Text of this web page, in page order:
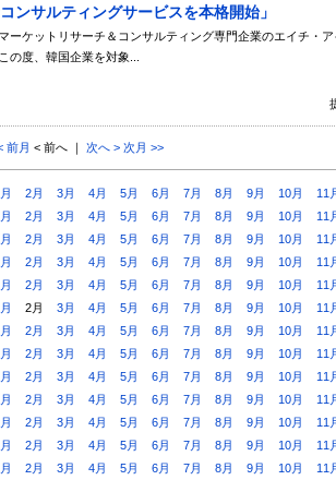
ンサルティングサービスを本格開始」
ーケットリサーチ＆コンサルティング専門企業のエイチ・
の度、韓国企業を対象...
前月 < 前へ ｜ 次へ > 次月 >>
2月 3月 4月 5月 6月 7月 8月 9月 10月 11
2月 3月 4月 5月 6月 7月 8月 9月 10月 11
2月 3月 4月 5月 6月 7月 8月 9月 10月 11
2月 3月 4月 5月 6月 7月 8月 9月 10月 11
2月 3月 4月 5月 6月 7月 8月 9月 10月 11
2月 3月 4月 5月 6月 7月 8月 9月 10月 11
2月 3月 4月 5月 6月 7月 8月 9月 10月 11
2月 3月 4月 5月 6月 7月 8月 9月 10月 11
2月 3月 4月 5月 6月 7月 8月 9月 10月 11
2月 3月 4月 5月 6月 7月 8月 9月 10月 11
2月 3月 4月 5月 6月 7月 8月 9月 10月 11
2月 3月 4月 5月 6月 7月 8月 9月 10月 11
2月 3月 4月 5月 6月 7月 8月 9月 10月 11